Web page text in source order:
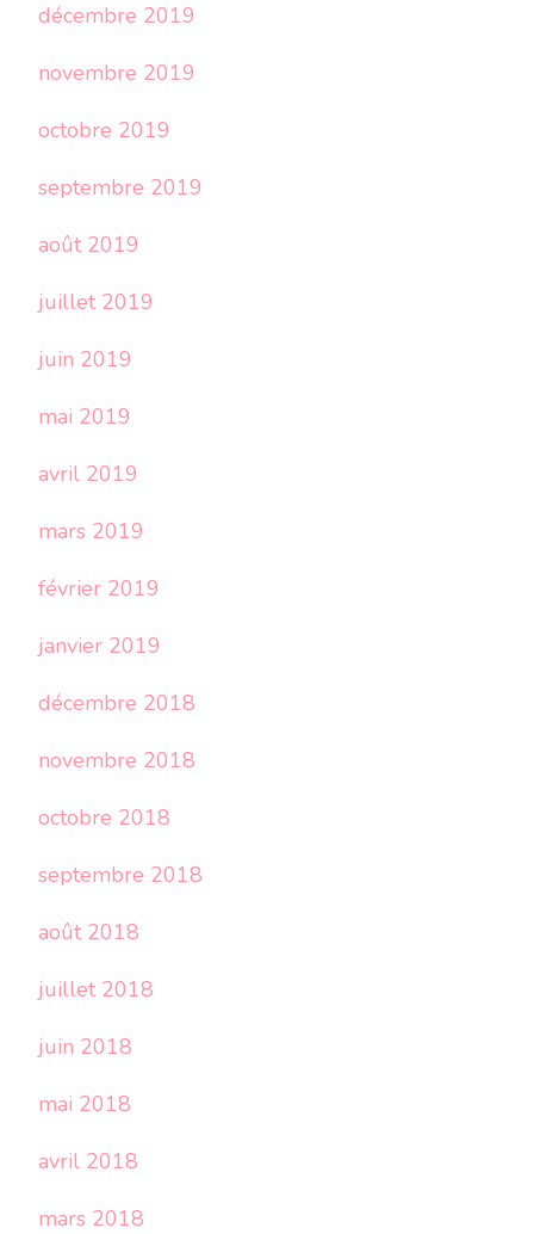
décembre 2019
novembre 2019
octobre 2019
septembre 2019
août 2019
juillet 2019
juin 2019
mai 2019
avril 2019
mars 2019
février 2019
janvier 2019
décembre 2018
novembre 2018
octobre 2018
septembre 2018
août 2018
juillet 2018
juin 2018
mai 2018
avril 2018
mars 2018